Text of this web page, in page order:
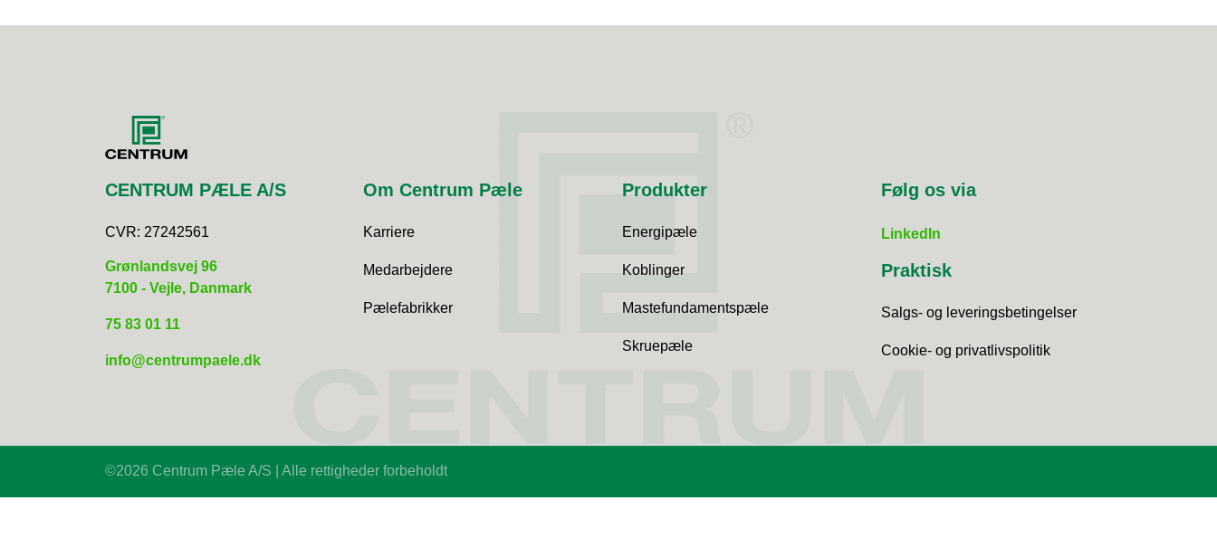
CENTRUM PÆLE A/S
CVR: 27242561
​Grønlandsvej 96
7100 - Vejle, Danmark
75 83 01 11
info@centrumpaele.dk
Om Centrum Pæle
Karriere
Medarbejdere
Pælefabrikker
Produkter
Energipæle
Koblinger
Mastefundamentspæle
Skruepæle
Følg os via
LinkedIn
Praktisk
Salgs- og leveringsbetingelser
Cookie- og privatlivspolitik
©2026 Centrum Pæle A/S | Alle rettigheder forbeholdt